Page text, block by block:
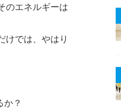
のエネルギーは
けでは、やはり
か？